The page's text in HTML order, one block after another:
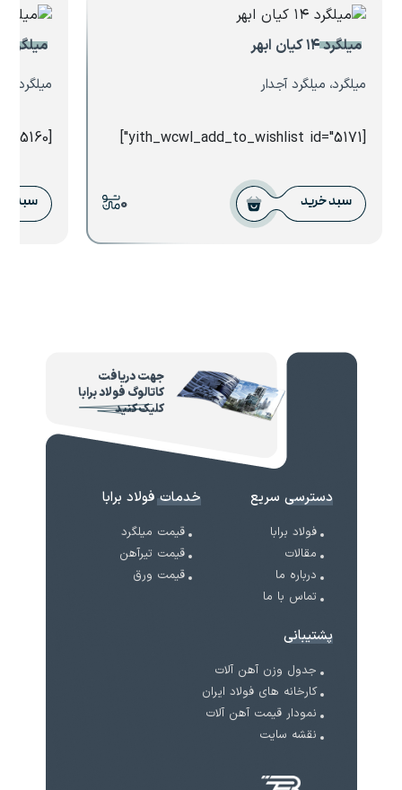
میلگرد ۱۴ کیان ابهر
میلگرد، میلگرد آجدار
[yith_wcwl_add_to_wishlist id="5171"]
سبد خرید 0
میلگرد ساده ۲۴
میلگرد،
[yith_wcwl_add_to_wishlist id="5160"]
سبد
جهت دریافت
کاتالوگ فولاد برابا
کلیک کنید
دسترسی سریع
فولاد برابا
مقالات
درباره ما
تماس با ما
خدمات فولاد برابا
قیمت میلگرد
قیمت تیرآهن
قیمت ورق
پشتیبانی
جدول وزن آهن آلات
کارخانه های فولاد ایران
نمودار قیمت آهن آلات
نقشه سایت